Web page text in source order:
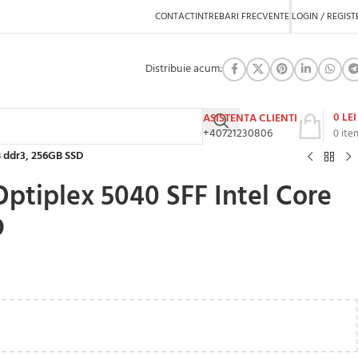
CONTACTINTREBARI FRECVENTE LOGIN /
Distribuie acum:
ASISTENTA CLIENTI
+40721230806
0
0 LEI
256GB SSD
5040 SFF Intel Core